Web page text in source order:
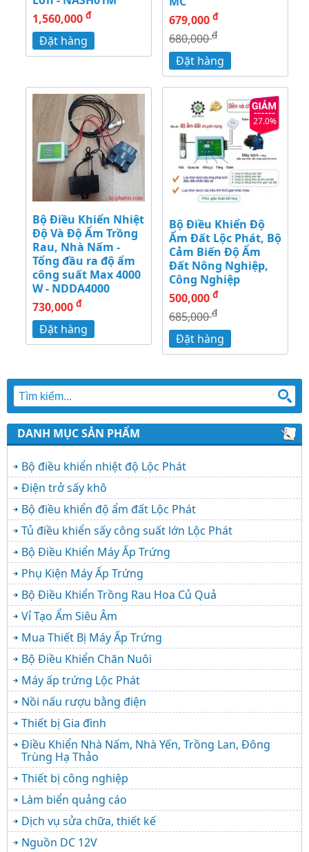
1,560,000 đ
Đặt hàng
679,000 đ
680,000đ
Đặt hàng
Bộ Điều Khiển Nhiệt
Độ Và Độ Ẩm Trồng
Rau, Nhà Nấm -
Tổng đầu ra độ ẩm
công suất Max 4000
W - NDDA4000
730,000 đ
Đặt hàng
27.0%
Bộ Điều Khiển Độ
Ẩm Đất Lộc Phát, Bộ
Cảm Biến Độ Ẩm
Đất Nông Nghiệp,
Công Nghiệp
500,000 đ
685,000đ
Đặt hàng
DANH MỤC SẢN PHẨM
Bộ điều khiển nhiệt độ Lộc Phát
Điện trở sấy khô
Bộ điều khiển độ ẩm đất Lộc Phát
Tủ điều khiển sấy công suất lớn Lộc Phát
Bộ Điều Khiển Máy Ấp Trứng
Phụ Kiện Máy Ấp Trứng
Bộ Điều Khiển Trồng Rau Hoa Củ Quả
Vỉ Tạo Ẩm Siêu Âm
Mua Thiết Bị Máy Ấp Trứng
Bộ Điều Khiển Chăn Nuôi
Máy ấp trứng Lộc Phát
Nồi nấu rượu bằng điện
Thiết bị Gia đình
Điều Khiển Nhà Nấm, Nhà Yến, Trồng Lan, Đông
Trùng Hạ Thảo
Thiết bị công nghiệp
Làm biển quảng cáo
Dịch vụ sửa chữa, thiết kế
Nguồn DC 12V